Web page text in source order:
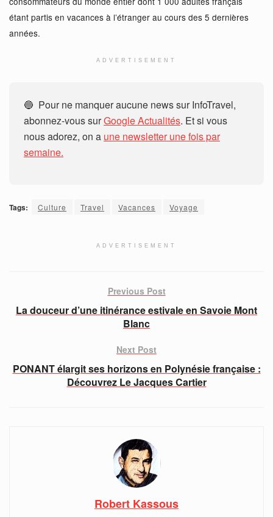
étant partis en vacances à l’étranger au cours des 5 dernières
années.
ADVERTISEMENT
🔵 Pour ne manquer aucune news sur InfoTravel,
abonnez-vous surGoogle Actualités. Et si vous
nous adorez, on a une newsletter une fois par
semaine.
Tags: Culture Travel Vacances Voyage
ADVERTISEMENT
Previous Post
La douceur d’une itinérance estivale en Savoie Mont
Blanc
Next Post
PONANT élargit ses horizons en Polynésie française :
Découvrez Le Jacques Cartier
Robert Kassous